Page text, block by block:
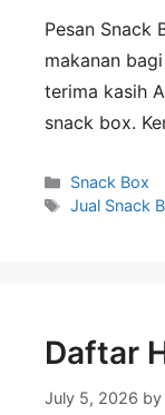
Pesan Snack
makanan
terima kasih
snack box.
Snack Box
Jual Snack
Daftar
July 5, 2026 by